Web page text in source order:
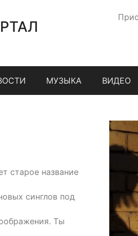
МУЗЫКА ВИДЕО
старое название
синглов под
Ты